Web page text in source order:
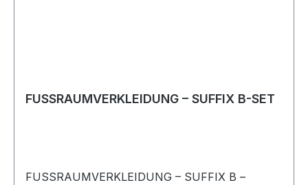
FUSSRAUMVERKLEIDUNG – SUFFIX B-SET
FUSSRAUMVERKLEIDUNG – SUFFIX B –